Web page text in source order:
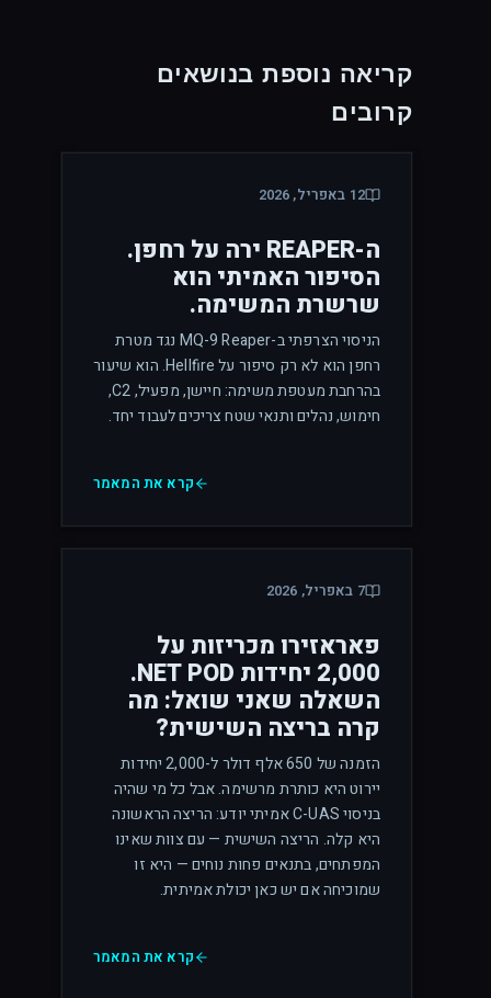
קריאה נוספת בנושאים
קרובים
12 באפריל, 2026
ה-REAPER ירה על רחפן.
הסיפור האמיתי הוא
שרשרת המשימה.
הניסוי הצרפתי ב-MQ-9 Reaper נגד מטרת
רחפן הוא לא רק סיפור על Hellfire. הוא שיעור
בהרחבת מעטפת משימה: חיישן, מפעיל, C2,
חימוש, נהלים ותנאי שטח צריכים לעבוד יחד.
קרא את המאמר
7 באפריל, 2026
פאראזירו מכריזות על
2,000 יחידות NET POD.
השאלה שאני שואל: מה
קרה בריצה השישית?
הזמנה של 650 אלף דולר ל-2,000 יחידות
יירוט היא כותרת מרשימה. אבל כל מי שהיה
בניסוי C-UAS אמיתי יודע: הריצה הראשונה
היא קלה. הריצה השישית — עם צוות שאינו
המפתחים, בתנאים פחות נוחים — היא זו
שמוכיחה אם יש כאן יכולת אמיתית.
קרא את המאמר